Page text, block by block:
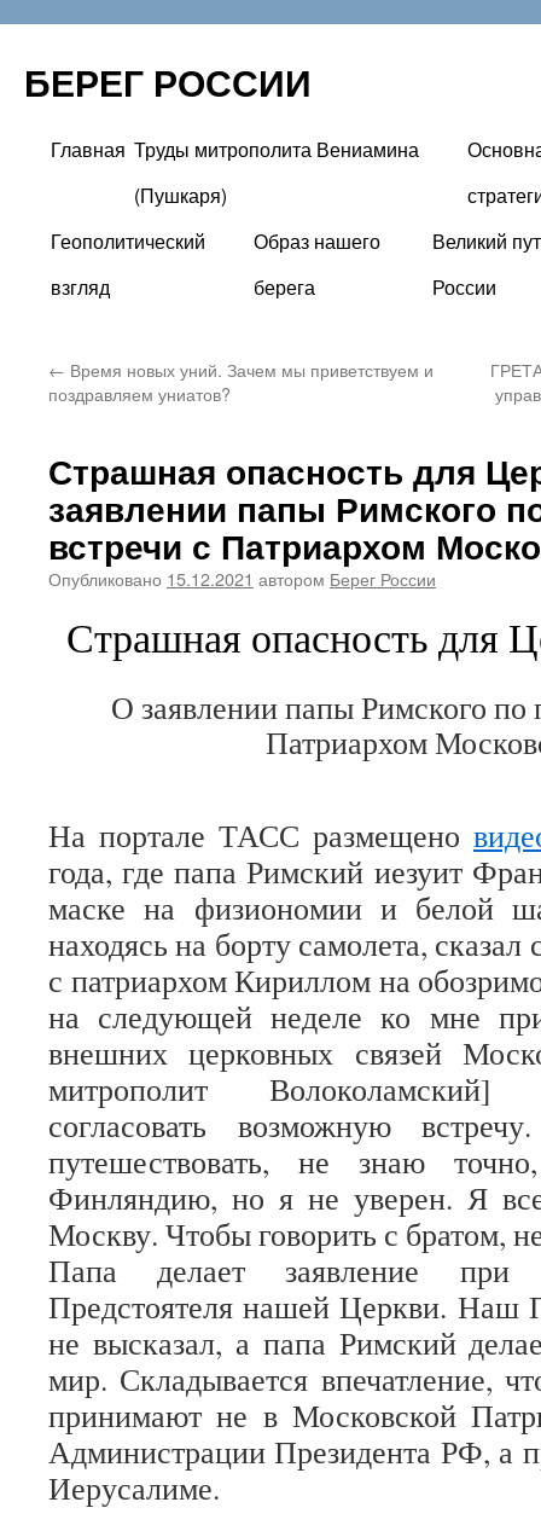
БЕРЕГ РОССИИ
Перейти
содержимому
Главная Труды митрополита Вениамина
(Пушкаря)
Геополитический
взгляд
Образ нашего
берега
Великий
России
← Время новых уний. Зачем мы приветствуем и
поздравляем униатов?
Страшная опасность для
заявлении папы Римского
встречи с Патриархом
Опубликовано 15.12.2021 автором Берег России
Страшная опасность для
О заявлении папы Римского по
Патриархом
На портале ТАСС размещено
года, где папа Римский иезуит
маске на физиономии и белой
находясь на борту самолета,
с патриархом Кириллом на
на следующей неделе ко мне
внешних церковных связей
митрополит
согласовать возможную
путешествовать, не знаю
Финляндию, но я не уверен. Я
Москву. Чтобы говорить с братом,
Папа делает заявление при
Предстоятеля нашей Церкви. Наш
не высказал, а папа Римский
мир. Складывается впечатление,
принимают не в Московской
Администрации Президента РФ, а
Иерусалиме.